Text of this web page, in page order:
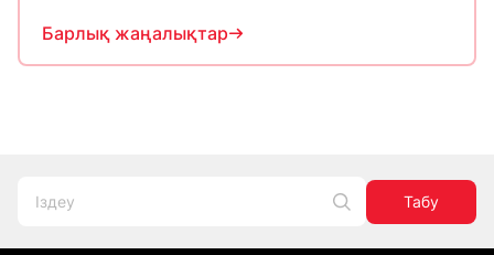
Барлық жаңалықтар
Табу